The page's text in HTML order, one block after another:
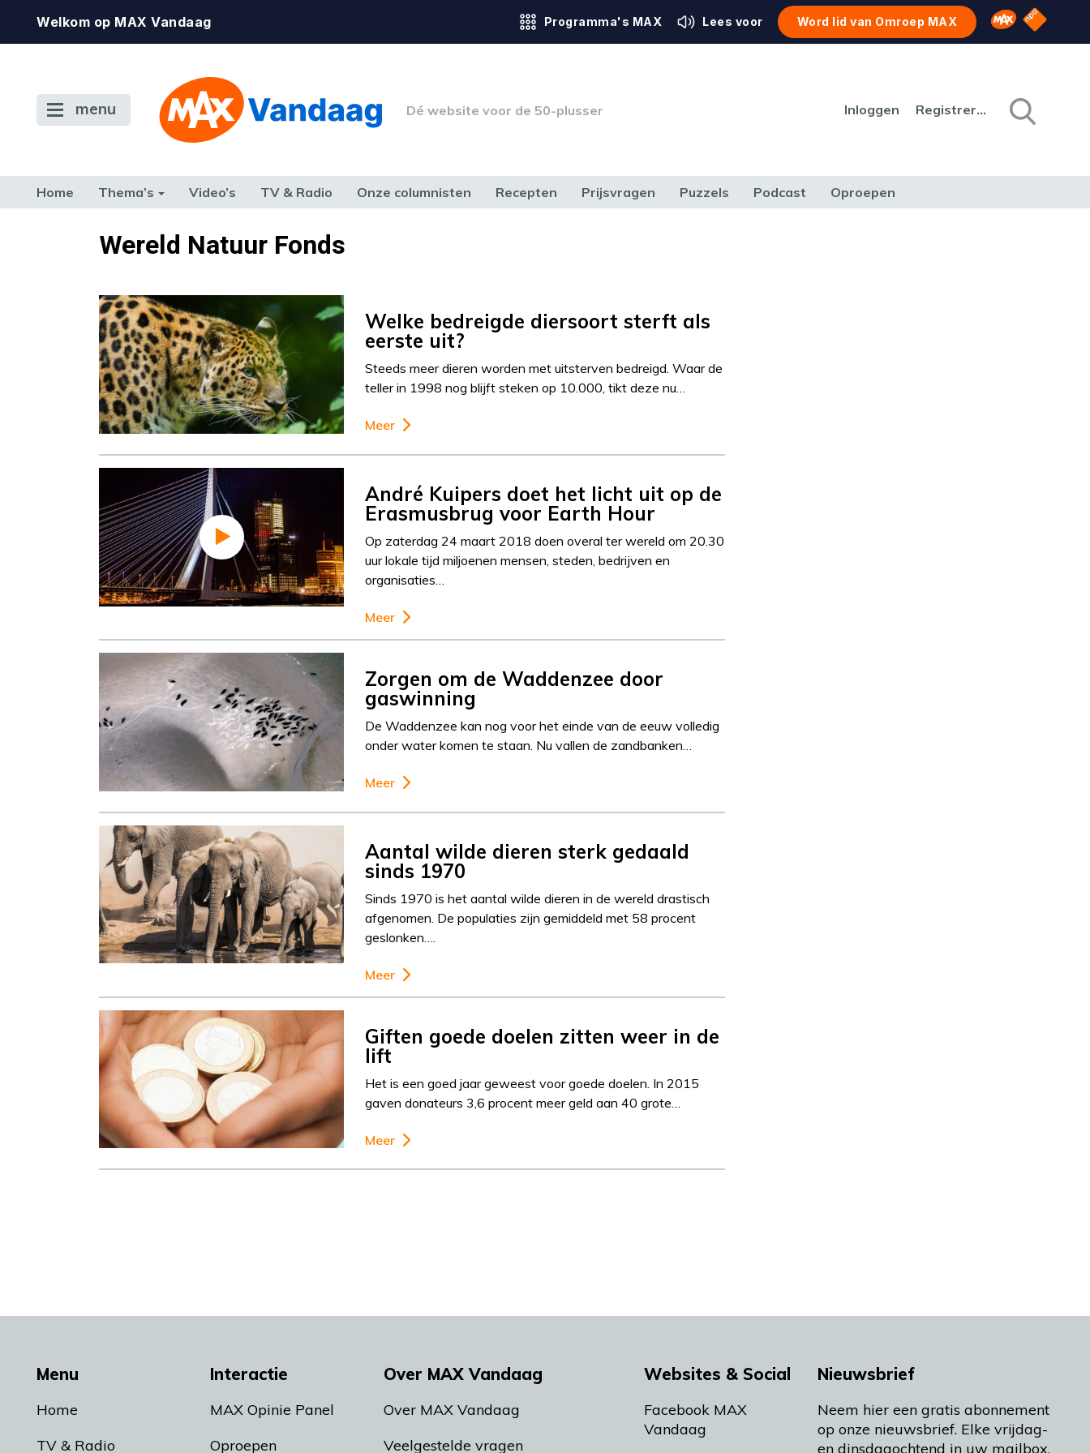
Welkom op MAX Vandaag Programma's MAX Lees voor Word lid van Omroep MAX Omroep MAX
NPO
menu Dé website voor de 50-plusser Inloggen Registreren
Home Thema’s Video’s TV & Radio Onze columnisten Recepten Prijsvragen Puzzels Podcast Oproepen
TERUG NAAR TOENWereld Natuur Fonds
Welke bedreigde diersoort sterft als
eerste uit?
Steeds meer dieren worden met uitsterven bedreigd. Waar de
teller in 1998 nog blijft steken op 10.000, tikt deze nu…
Meer
André Kuipers doet het licht uit op de
Erasmusbrug voor Earth Hour
Op zaterdag 24 maart 2018 doen overal ter wereld om 20.30
uur lokale tijd miljoenen mensen, steden, bedrijven en
organisaties…
Meer
Zorgen om de Waddenzee door
gaswinning
De Waddenzee kan nog voor het einde van de eeuw volledig
onder water komen te staan. Nu vallen de zandbanken…
Meer
Aantal wilde dieren sterk gedaald
sinds 1970
Sinds 1970 is het aantal wilde dieren in de wereld drastisch
afgenomen. De populaties zijn gemiddeld met 58 procent
geslonken….
Meer
Giften goede doelen zitten weer in de
lift
Het is een goed jaar geweest voor goede doelen. In 2015
gaven donateurs 3,6 procent meer geld aan 40 grote…
Meer
Menu
Home
TV & Radio
Interactie
MAX Opinie Panel
Oproepen
Over MAX Vandaag
Over MAX Vandaag
Veelgestelde vragen
Websites & Social
Facebook MAX
Vandaag
Nieuwsbrief
Neem hier een gratis abonnement
op onze nieuwsbrief. Elke vrijdag-
en dinsdagochtend in uw mailbox.